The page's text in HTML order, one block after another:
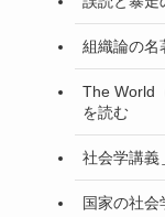
組織論の名
The World
を読む
社会学講義
国家の社会